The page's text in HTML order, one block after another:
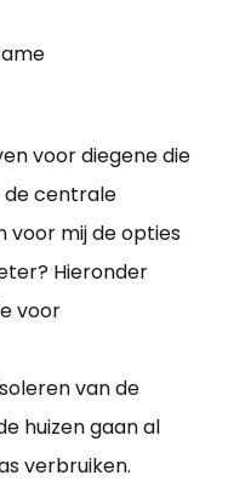
voor diegene die
de centrale
voor mij de opties
Hieronder
voor
van de
huizen gaan al
verbruiken.